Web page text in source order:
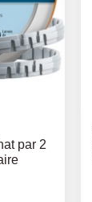
par 2